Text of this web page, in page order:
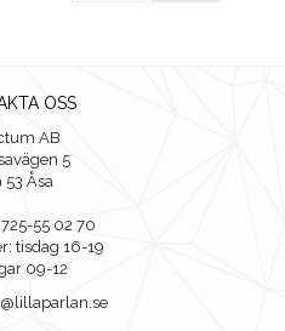
OSS
AB
5
53 Åsa
55 02 70
tisdag 16-19
09-12